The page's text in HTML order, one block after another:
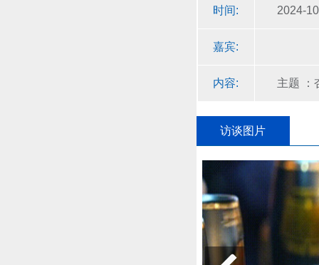
时间: 2024-
嘉宾:
内容: 主题 ：
访谈图片